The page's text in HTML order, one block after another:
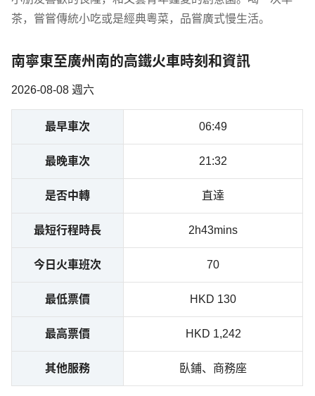
茶，嘗嘗傳統小吃或是經典粵菜，品嘗廣式慢生活。
南寧東至廣州南的高鐵火車時刻和資訊
2026-08-08 週六
最早車次 06:49
最晚車次 21:32
是否中轉 直達
最短行程時長 2h43mins
今日火車班次 70
最低票價 HKD 130
最高票價 HKD 1,242
其他服務 臥鋪、商務座